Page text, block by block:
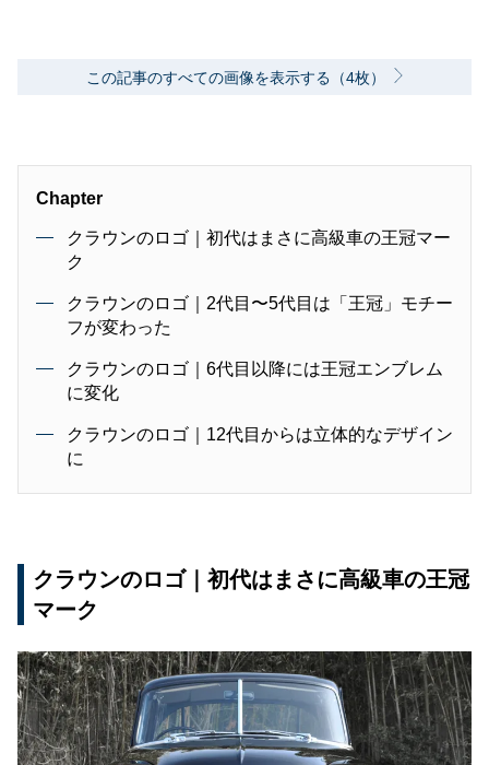
この記事のすべての画像を表示する（4枚）
Chapter
クラウンのロゴ｜初代はまさに高級車の王冠マー
ク
クラウンのロゴ｜2代目〜5代目は「王冠」モチー
フが変わった
クラウンのロゴ｜6代目以降には王冠エンブレム
に変化
クラウンのロゴ｜12代目からは立体的なデザイン
に
クラウンのロゴ｜初代はまさに高級車の王冠
マーク